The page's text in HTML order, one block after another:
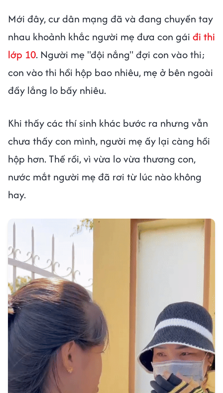
Mới đây, cư dân mạng đã và đang chuyền tay
nhau khoảnh khắc người mẹ đưa con gái đi thi
lớp 10. Người mẹ "đội nắng" đợi con vào thi;
con vào thi hồi hộp bao nhiêu, mẹ ở bên ngoài
đầy lắng lo bấy nhiêu.
Khi thấy các thí sinh khác bước ra nhưng vẫn
chưa thấy con mình, người mẹ ấy lại càng hồi
hộp hơn. Thế rồi, vì vừa lo vừa thương con,
nước mắt người mẹ đã rơi từ lúc nào không
hay.